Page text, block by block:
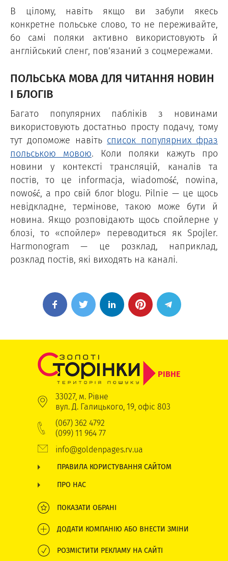
В цілому, навіть якщо ви забули якесь
конкретне польське слово, то не переживайте,
бо самі поляки активно використовують й
англійський сленг, пов’язаний з соцмережами.
ПОЛЬСЬКА МОВА ДЛЯ ЧИТАННЯ НОВИН
І БЛОГІВ
Багато популярних пабліків з новинами
використовують достатньо просту подачу, тому
тут допоможе навіть список популярних фраз
польською мовою. Коли поляки кажуть про
новини у контексті трансляцій, каналів та
постів, то це informacja, wiadomość, nowina,
nowość, а про свій блог blogu. Pilnie — це щось
невідкладне, термінове, такою може бути й
новина. Якщо розповідають щось спойлерне у
блозі, то «спойлер» переводиться як Spojler.
Harmonogram — це розклад, наприклад,
розклад постів, які виходять на каналі.
РІВНЕ
33027, м. Рівне
вул. Д. Галицького, 19, офіс 803
(067) 362 4792
(099) 11 964 77
info@goldenpages.rv.ua
ПРАВИЛА КОРИСТУВАННЯ САЙТОМ
ПРО НАС
ПОКАЗАТИ ОБРАНІ
ДОДАТИ КОМПАНІЮ АБО ВНЕСТИ ЗМІНИ
РОЗМІСТИТИ РЕКЛАМУ НА САЙТІ